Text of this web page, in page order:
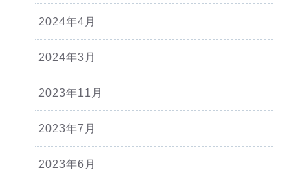
2024年4月
2024年3月
2023年11月
2023年7月
2023年6月